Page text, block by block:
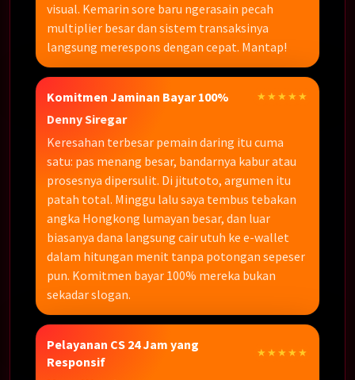
visual. Kemarin sore baru ngerasain pecah
multiplier besar dan sistem transaksinya
langsung merespons dengan cepat. Mantap!
Komitmen Jaminan Bayar 100% ★★★★★
Denny Siregar
Keresahan terbesar pemain daring itu cuma
satu: pas menang besar, bandarnya kabur atau
prosesnya dipersulit. Di jitutoto, argumen itu
patah total. Minggu lalu saya tembus tebakan
angka Hongkong lumayan besar, dan luar
biasanya dana langsung cair utuh ke e-wallet
dalam hitungan menit tanpa potongan sepeser
pun. Komitmen bayar 100% mereka bukan
sekadar slogan.
Pelayanan CS 24 Jam yang
Responsif
★★★★★